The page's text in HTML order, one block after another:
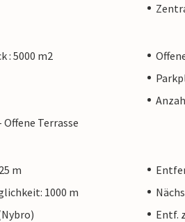
: 5000 m2
Terrasse
m
1000 m
Entf.